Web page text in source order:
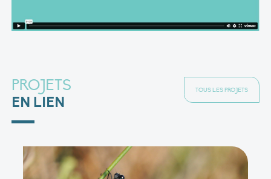
PROJETS
EN LIEN
TOUS LES PROJETS